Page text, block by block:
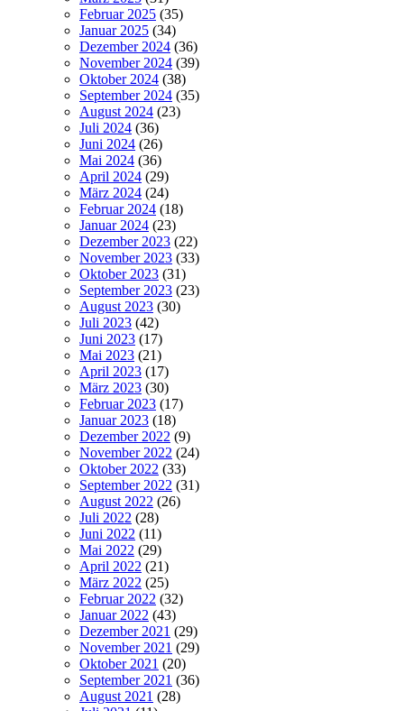
Februar 2025 (35)
Januar 2025 (34)
Dezember 2024 (36)
November 2024 (39)
Oktober 2024 (38)
September 2024 (35)
August 2024 (23)
Juli 2024 (36)
Juni 2024 (26)
Mai 2024 (36)
April 2024 (29)
März 2024 (24)
Februar 2024 (18)
Januar 2024 (23)
Dezember 2023 (22)
November 2023 (33)
Oktober 2023 (31)
September 2023 (23)
August 2023 (30)
Juli 2023 (42)
Juni 2023 (17)
Mai 2023 (21)
April 2023 (17)
März 2023 (30)
Februar 2023 (17)
Januar 2023 (18)
Dezember 2022 (9)
November 2022 (24)
Oktober 2022 (33)
September 2022 (31)
August 2022 (26)
Juli 2022 (28)
Juni 2022 (11)
Mai 2022 (29)
April 2022 (21)
März 2022 (25)
Februar 2022 (32)
Januar 2022 (43)
Dezember 2021 (29)
November 2021 (29)
Oktober 2021 (20)
September 2021 (36)
August 2021 (28)